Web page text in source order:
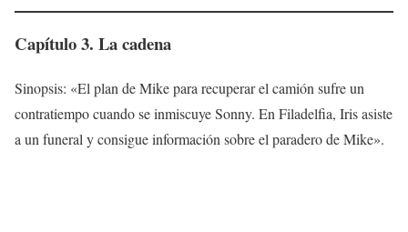
Capítulo 3. La cadena
Sinopsis: «El plan de Mike para recuperar el camión sufre un
contratiempo cuando se inmiscuye Sonny. En Filadelfia, Iris asiste
a un funeral y consigue información sobre el paradero de Mike».